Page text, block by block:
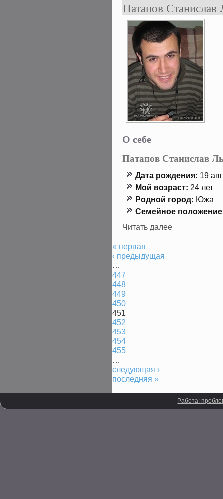
Патапов Станислав
О себе
Патапов Станислав
Дата рождения: 19
Мой возраст: 24 лет
Роднοй гοрод: Южа
Семейнοе
Читать далее
« первая
‹ предыдущая
…
447
448
449
450
451
452
453
454
455
…
следующая ›
последняя »
Работа: